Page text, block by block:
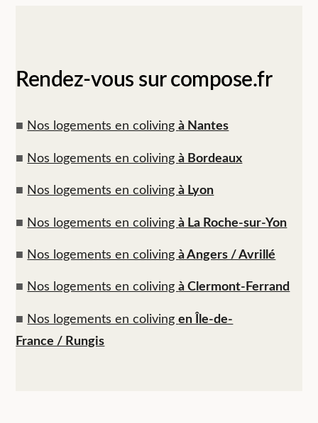
Rendez-vous sur compose.fr
■ Nos logements en colivingà Nantes
■ Nos logements en colivingà Bordeaux
■ Nos logements en colivingà Lyon
■ Nos logements en colivingà La Roche-sur-Yon
■ Nos logements en colivingà Angers / Avrillé
■ Nos logements en colivingà Clermont-Ferrand
■ Nos logements en colivingen Île-de-
France / Rungis